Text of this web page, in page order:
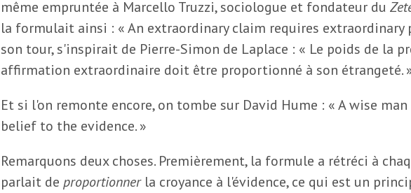
même empruntée à Marcello Truzzi, sociologue et fondateur du
la formulait ainsi : « An extraordinary claim requires extraordinary
son tour, s'inspirait de Pierre-Simon de Laplace : « Le poids de la
affirmation extraordinaire doit être proportionné à son étrangeté.
Et si l'on remonte encore, on tombe sur David Hume : « A wise
belief to the evidence. »
Remarquons deux choses. Premièrement, la formule a rétréci à
parlait de proportionnerla croyance à l'évidence, ce qui est un